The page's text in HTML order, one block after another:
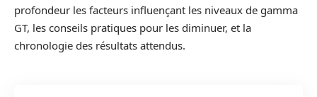
profondeur les facteurs influençant les niveaux de gamma
GT, les conseils pratiques pour les diminuer, et la
chronologie des résultats attendus.